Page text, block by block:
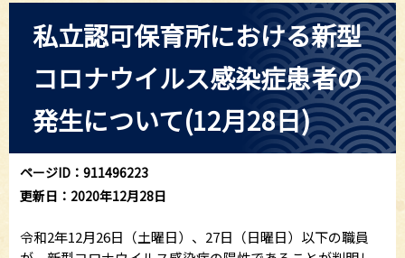
私立認可保育所における新型
コロナウイルス感染症患者の
発生について(12月28日)
ページID：911496223
更新日：2020年12月28日
令和2年12月26日（土曜日）、27日（日曜日）以下の職員